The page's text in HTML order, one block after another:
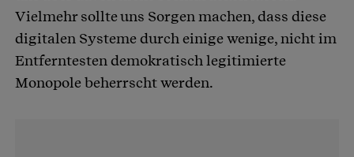
Vielmehr sollte uns Sorgen machen, dass diese
digitalen Systeme durch einige wenige, nicht im
Entferntesten demokratisch legitimierte
Monopole beherrscht werden.